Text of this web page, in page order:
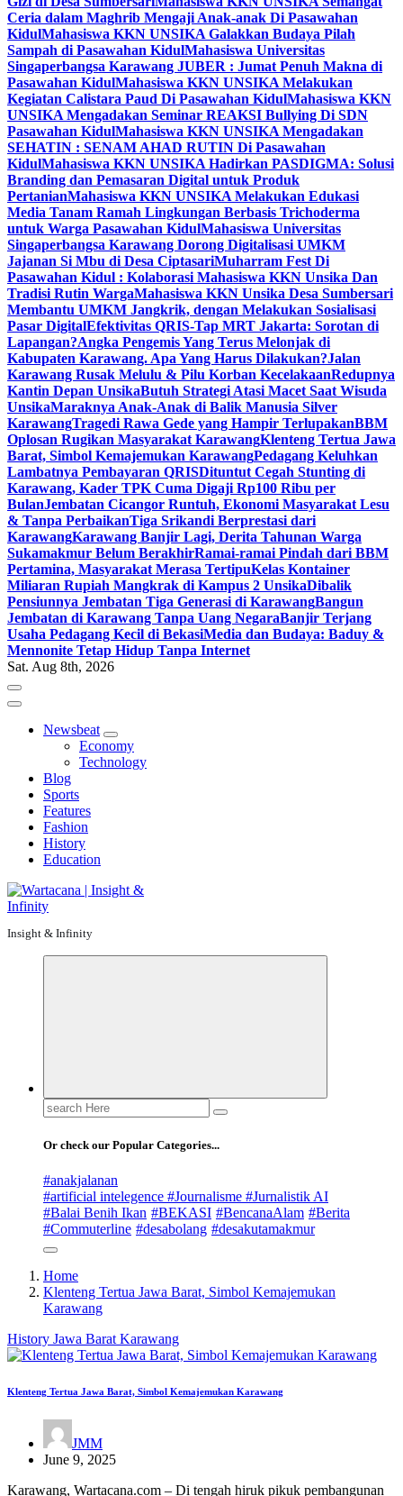
Ceria dalam Maghrib Mengaji Anak-anak Di Pasawahan
KidulMahasiswa KKN UNSIKA Galakkan Budaya Pilah
Sampah di Pasawahan KidulMahasiswa Universitas
Singaperbangsa Karawang JUBER : Jumat Penuh Makna di
Pasawahan KidulMahasiswa KKN UNSIKA Melakukan
Kegiatan Calistara Paud Di Pasawahan KidulMahasiswa KKN
UNSIKA Mengadakan Seminar REAKSI Bullying Di SDN
Pasawahan KidulMahasiswa KKN UNSIKA Mengadakan
SEHATIN : SENAM AHAD RUTIN Di Pasawahan
KidulMahasiswa KKN UNSIKA Hadirkan PASDIGMA: Solusi
Branding dan Pemasaran Digital untuk Produk
PertanianMahasiswa KKN UNSIKA Melakukan Edukasi
Media Tanam Ramah Lingkungan Berbasis Trichoderma
untuk Warga Pasawahan KidulMahasiswa Universitas
Singaperbangsa Karawang Dorong Digitalisasi UMKM
Jajanan Si Mbu di Desa CiptasariMuharram Fest Di
Pasawahan Kidul : Kolaborasi Mahasiswa KKN Unsika Dan
Tradisi Rutin WargaMahasiswa KKN Unsika Desa Sumbersari
Membantu UMKM Jangkrik, dengan Melakukan Sosialisasi
Pasar DigitalEfektivitas QRIS-Tap MRT Jakarta: Sorotan di
Lapangan?Angka Pengemis Yang Terus Melonjak di
Kabupaten Karawang. Apa Yang Harus Dilakukan?Jalan
Karawang Rusak Melulu & Pilu Korban KecelakaanRedupnya
Kantin Depan UnsikaButuh Strategi Atasi Macet Saat Wisuda
UnsikaMaraknya Anak-Anak di Balik Manusia Silver
KarawangTragedi Rawa Gede yang Hampir TerlupakanBBM
Oplosan Rugikan Masyarakat KarawangKlenteng Tertua Jawa
Barat, Simbol Kemajemukan KarawangPedagang Keluhkan
Lambatnya Pembayaran QRISDituntut Cegah Stunting di
Karawang, Kader TPK Cuma Digaji Rp100 Ribu per
BulanJembatan Cicangor Runtuh, Ekonomi Masyarakat Lesu
& Tanpa PerbaikanTiga Srikandi Berprestasi dari
KarawangKarawang Banjir Lagi, Derita Tahunan Warga
Sukamakmur Belum BerakhirRamai-ramai Pindah dari BBM
Pertamina, Masyarakat Merasa TertipuKelas Kontainer
Miliaran Rupiah Mangkrak di Kampus 2 UnsikaDibalik
Pensiunnya Jembatan Tiga Generasi di KarawangBangun
Jembatan di Karawang Tanpa Uang NegaraBanjir Terjang
Usaha Pedagang Kecil di BekasiMedia dan Budaya: Baduy &
Mennonite Tetap Hidup Tanpa Internet
Sat. Aug 8th, 2026
Newsbeat
Economy
Technology
Blog
Sports
Features
Fashion
History
Education
Insight & Infinity
Search
for:
Or check our Popular Categories...
#anakjalanan
#artificial intelegence #Journalisme #Jurnalistik AI
#Balai Benih Ikan #BEKASI #BencanaAlam #Berita
#Commuterline #desabolang #desakutamakmur
Home
Klenteng Tertua Jawa Barat, Simbol Kemajemukan
Karawang
History Jawa Barat Karawang
Klenteng Tertua Jawa Barat, Simbol Kemajemukan Karawang
JMM
June 9, 2025
Karawang, Wartacana.com – Di tengah hiruk pikuk pembangunan